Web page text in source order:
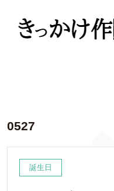
0527
誕生日